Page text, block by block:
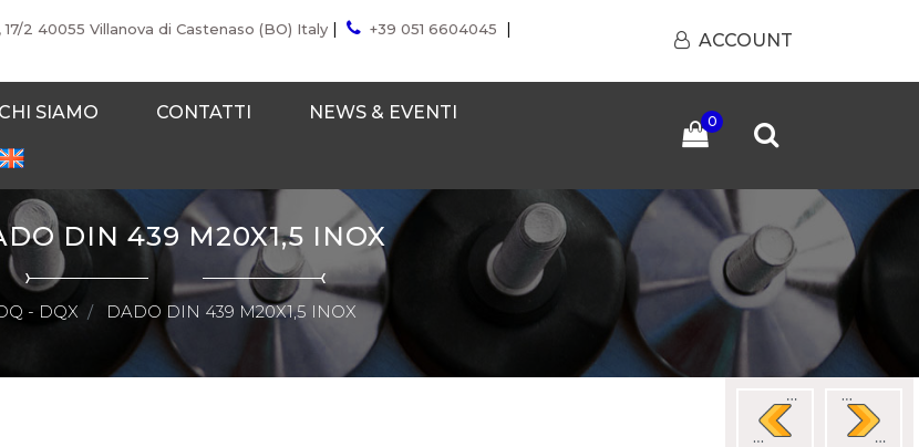
17/2 40055 Villanova di Castenaso (BO) Italy | +39 051 6604045 |
ACCOUNT
CHI SIAMO CONTATTI NEWS & EVENTI 0
DIN 439 M20X1,5 INOX
- DQX DADO DIN 439 M20X1,5 INOX